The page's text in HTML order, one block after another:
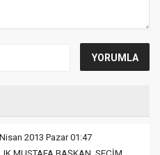
2013 Pazar 01:47